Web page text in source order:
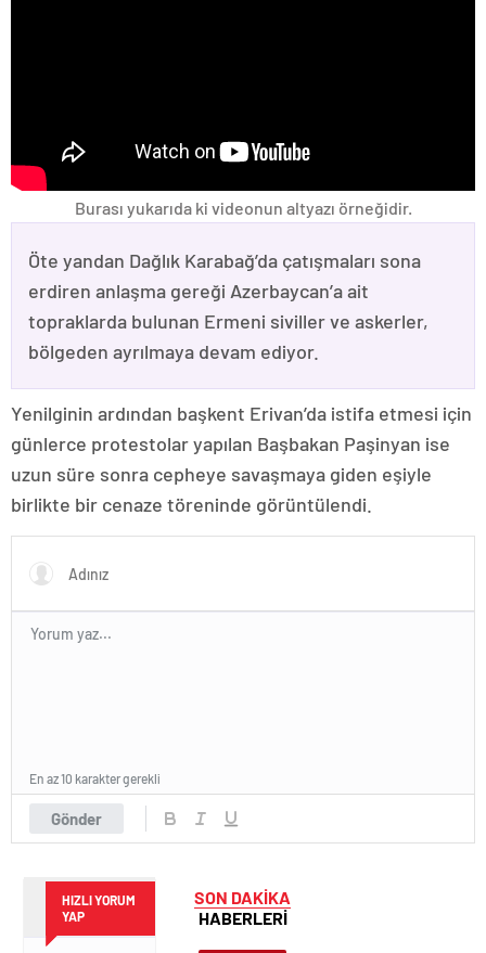
Burası yukarıda ki videonun altyazı örneğidir.
Öte yandan Dağlık Karabağ’da çatışmaları sona
erdiren anlaşma gereği Azerbaycan’a ait
topraklarda bulunan Ermeni siviller ve askerler,
bölgeden ayrılmaya devam ediyor.
Yenilginin ardından başkent Erivan’da istifa etmesi için
günlerce protestolar yapılan Başbakan Paşinyan ise
uzun süre sonra cepheye savaşmaya giden eşiyle
birlikte bir cenaze töreninde görüntülendi.
Gönder
En az 10 karakter gerekli
HIZLI YORUM
YAP
SON DAKİKA
HABERLERİ